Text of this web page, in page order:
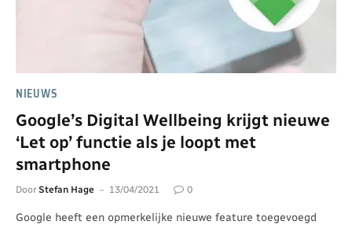
NIEUWS
Google’s Digital Wellbeing krijgt nieuwe
‘Let op’ functie als je loopt met
smartphone
Door Stefan Hage 13/04/2021 0
Google heeft een opmerkelijke nieuwe feature toegevoegd